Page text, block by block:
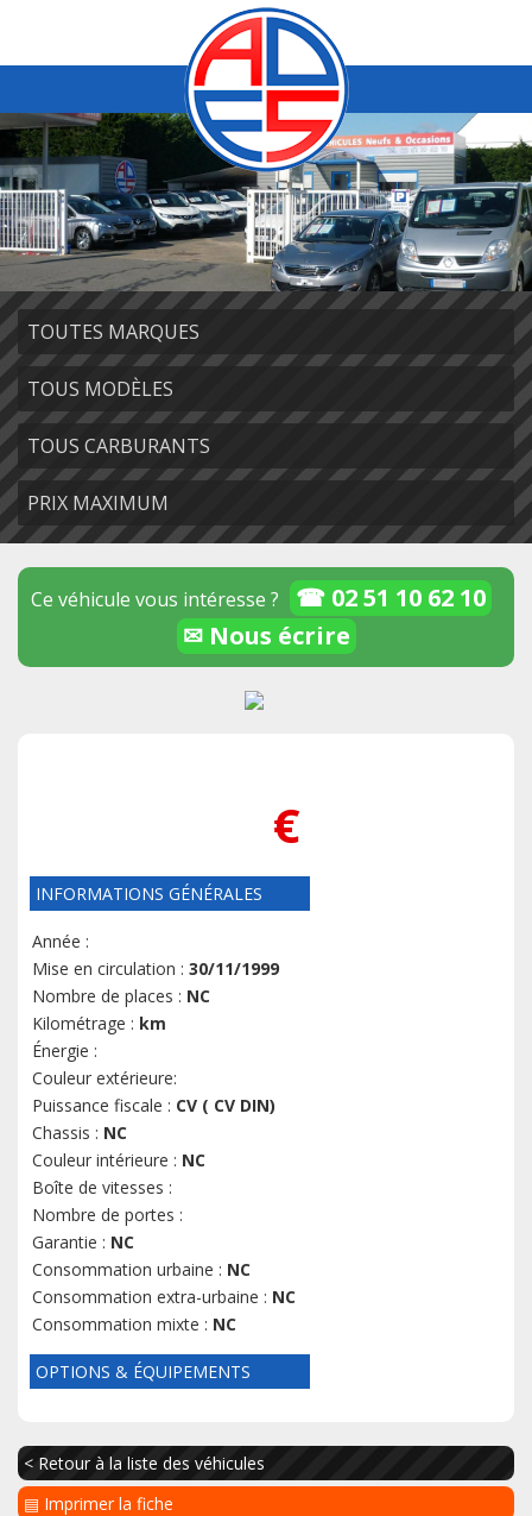
Ce véhicule vous intéresse ?
☎ 02 51 10 62 10
✉ Nous écrire
€
INFORMATIONS GÉNÉRALES
Année :
Mise en circulation : 30/11/1999
Nombre de places : NC
Kilométrage : km
Énergie :
Couleur extérieure:
Puissance fiscale : CV ( CV DIN)
Chassis : NC
Couleur intérieure : NC
Boîte de vitesses :
Nombre de portes :
Garantie : NC
Consommation urbaine : NC
Consommation extra-urbaine : NC
Consommation mixte : NC
OPTIONS & ÉQUIPEMENTS
< Retour à la liste des véhicules
▤ Imprimer la fiche